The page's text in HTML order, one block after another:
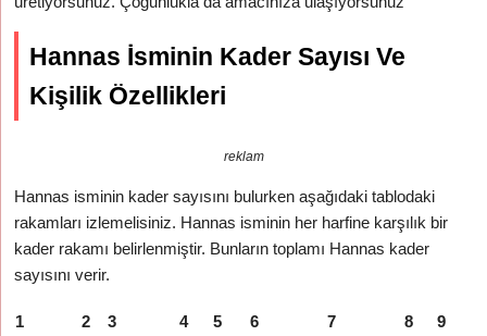
Hannas İsminin Kader Sayısı Ve
Kişilik Özellikleri
reklam
Hannas isminin kader sayısını bulurken aşağıdaki tablodaki
rakamları izlemelisiniz. Hannas isminin her harfine karşılık bir
kader rakamı belirlenmiştir. Bunların toplamı Hannas kader
sayısını verir.
1 2 3 4 5 6 7 8 9